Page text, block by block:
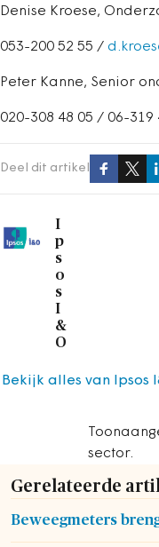
Denise Kroese,
053-200 52 55 /
Peter Kanne, Senior
020-308 48 05 / 06-319
Deel dit artikel
I
p
s
o
s
I
&
O
sector.
Bekijk alles van Ipsos
Gerelateerde
Beweegmeters